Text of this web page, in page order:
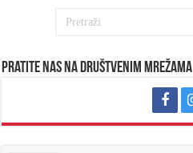
Pratite nas na društvenim mrežama